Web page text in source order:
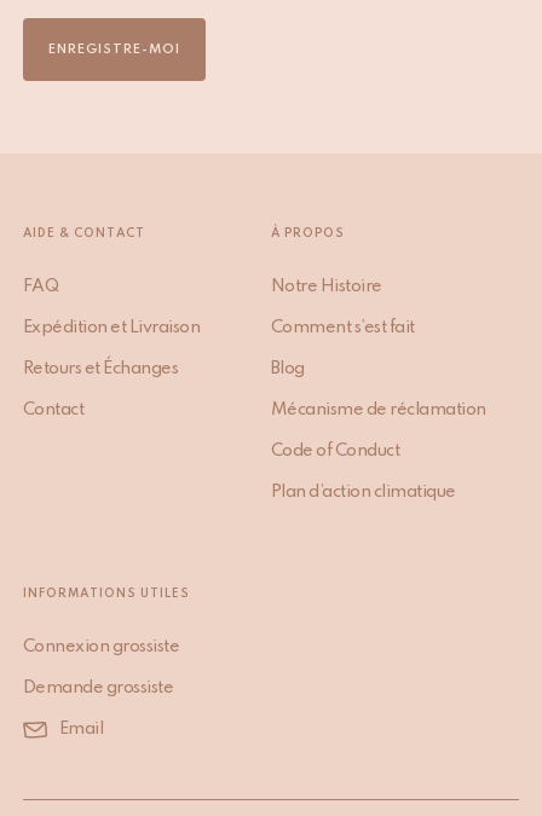
ENREGISTRE-MOI
AIDE & CONTACT
FAQ
Expédition et Livraison
Retours et Échanges
Contact
À PROPOS
Notre Histoire
Comment s’est fait
Blog
Mécanisme de réclamation
Code of Conduct
Plan d’action climatique
INFORMATIONS UTILES
Connexion grossiste
Demande grossiste
Email